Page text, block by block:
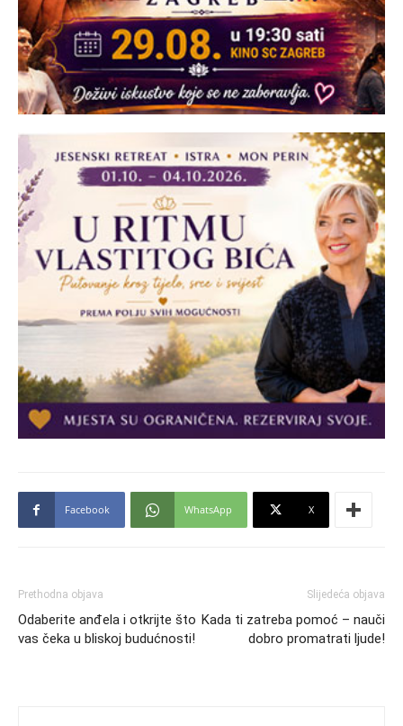
Facebook WhatsApp X
Prethodna objava
Odaberite anđela i otkrijte što
vas čeka u bliskoj budućnosti!
Slijedeća objava
Kada ti zatreba pomoć – nauči
dobro promatrati ljude!